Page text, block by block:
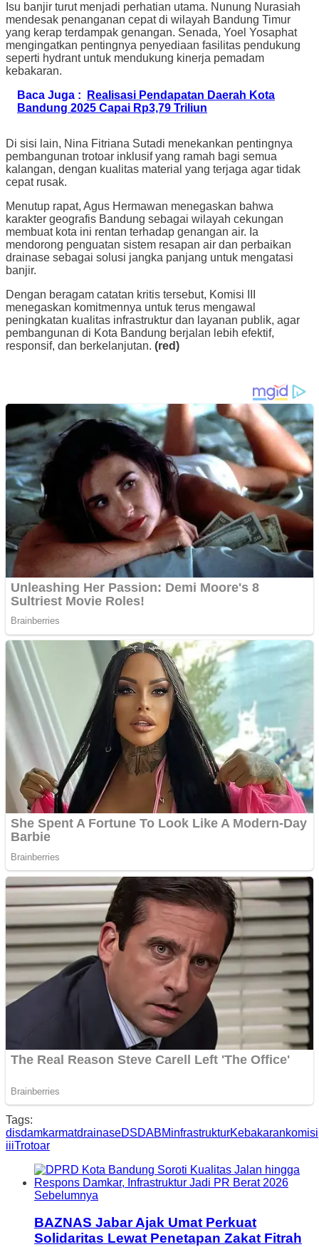
Isu banjir turut menjadi perhatian utama. Nunung Nurasiah
mendesak penanganan cepat di wilayah Bandung Timur
yang kerap terdampak genangan. Senada, Yoel Yosaphat
mengingatkan pentingnya penyediaan fasilitas pendukung
seperti hydrant untuk mendukung kinerja pemadam
kebakaran.
Baca Juga :
Realisasi Pendapatan Daerah Kota
Bandung 2025 Capai Rp3,79 Triliun
Di sisi lain, Nina Fitriana Sutadi menekankan pentingnya
pembangunan trotoar inklusif yang ramah bagi semua
kalangan, dengan kualitas material yang terjaga agar tidak
cepat rusak.
Menutup rapat, Agus Hermawan menegaskan bahwa
karakter geografis Bandung sebagai wilayah cekungan
membuat kota ini rentan terhadap genangan air. Ia
mendorong penguatan sistem resapan air dan perbaikan
drainase sebagai solusi jangka panjang untuk mengatasi
banjir.
Dengan beragam catatan kritis tersebut, Komisi III
menegaskan komitmennya untuk terus mengawal
peningkatan kualitas infrastruktur dan layanan publik, agar
pembangunan di Kota Bandung berjalan lebih efektif,
responsif, dan berkelanjutan. (red)
Tags:
disdamkarmatdrainaseDSDABMinfrastrukturKebakarankomisi
iiiTrotoar
Sebelumnya
BAZNAS Jabar Ajak Umat Perkuat
Solidaritas Lewat Penetapan Zakat Fitrah